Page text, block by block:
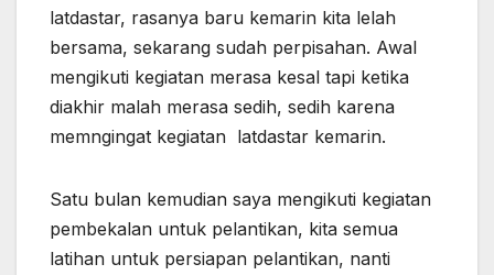
latdastar, rasanya baru kemarin kita lelah
bersama, sekarang sudah perpisahan. Awal
mengikuti kegiatan merasa kesal tapi ketika
diakhir malah merasa sedih, sedih karena
memngingat kegiatan latdastar kemarin.
Satu bulan kemudian saya mengikuti kegiatan
pembekalan untuk pelantikan, kita semua
latihan untuk persiapan pelantikan, nanti